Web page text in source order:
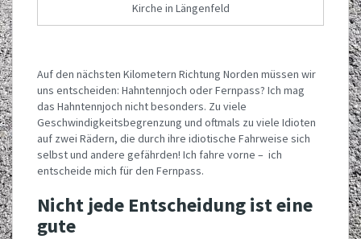
Kirche in Längenfeld
Auf den nächsten Kilometern Richtung Norden müssen wir
uns entscheiden: Hahntennjoch oder Fernpass? Ich mag
das Hahntennjoch nicht besonders. Zu viele
Geschwindigkeitsbegrenzung und oftmals zu viele Idioten
auf zwei Rädern, die durch ihre idiotische Fahrweise sich
selbst und andere gefährden! Ich fahre vorne – ich
entscheide mich für den Fernpass.
Nicht jede Entscheidung ist eine
gute